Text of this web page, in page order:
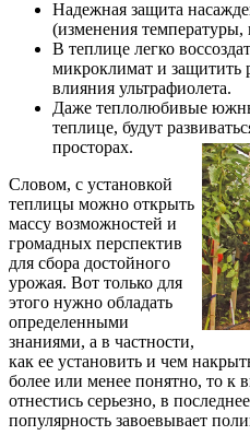
Надежная защита
(изменения температуры,
В теплице легко
микроклимат и защитить
влияния ультрафиолета.
Даже теплолюбивые
теплице, будут
просторах.
Словом, с установкой
теплицы можно открыть
массу возможностей и
громадных перспектив
для сбора достойного
урожая. Вот только для
этого нужно обладать
определенными
знаниями, а в частности,
как ее установить и чем
более или менее понятно, то к
отнестись серьезно, в
популярность завоевывает